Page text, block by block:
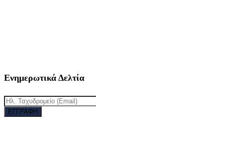
Ενημερωτικά Δελτία
ΕΓΓΡΑΦΗ